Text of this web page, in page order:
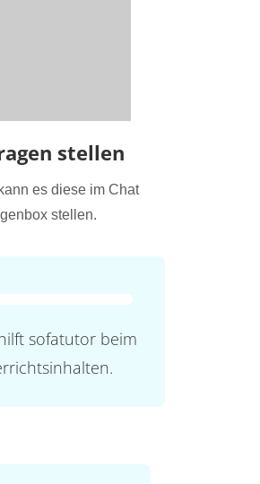
stellen
es diese im Chat
stellen.
sofatutor beim